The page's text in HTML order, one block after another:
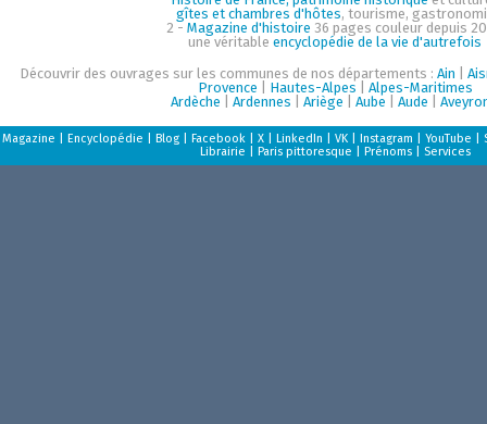
gîtes et chambres d'hôtes, tourisme,
2 - Magazine d'histoire 36 pages couleur depuis
une véritable encyclopédie de la vie d'autrefois
Découvrir des ouvrages sur les communes de nos départements : Ain
Provence
Hautes-Alpes
Alpes-Maritimes
Ardèche
Ardennes Ariège Aube Aude
Magazine Encyclopédie Blog| Facebook| X| LinkedIn VK| Instagram YouTube
Librairie
Paris pittoresque Prénoms| Services